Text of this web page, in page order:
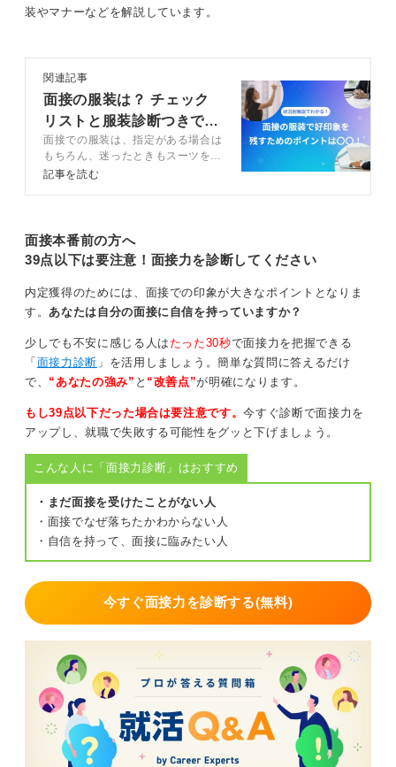
しかし、一次面接や最終面接といった正式な場であれ
ば、たとえ「自由」といわれてもスーツやジャケットを
着用したほうが無難です。特に金融、メーカー、インフ
ラといった伝統的・保守的な企業や、役員クラスの人と
面談する場合はスーツが良いです。
と思います。
装やマナーなどを解説しています。
関連記事
面接の服装は？ チェック
リストと服装診断つきで解
説
面接での服装は、指定がある場合は
もちろん、迷ったときもスーツを選
ぶのが安心です。指定がない、もし
ンサルタントが詳しく解説している
ので参考にしてみてください。
記事を読む
面接本番前の方へ
39点以下は要注意！面接力を診断してください
内定獲得のためには、面接での印象が大きなポイントとなりま
す。あなたは自分の面接に自信を持っていますか？
少しでも不安に感じる人は たった30秒で面接力を把握できる
「 面接力診断 」を活用しましょう。簡単な質問に答えるだけ
で、 “あなたの強み” と “改善点”が明確になります。
もし39点以下だった場合は要注意です。今すぐ診断で面接力を
アップし、就職で失敗する可能性をグッと下げましょう。
こんな人に「面接力診断」はおすすめ
・まだ面接を受けたことがない人
・面接でなぜ落ちたかわからない人
・自信を持って、面接に臨みたい人
今すぐ面接力を診断する(無料)